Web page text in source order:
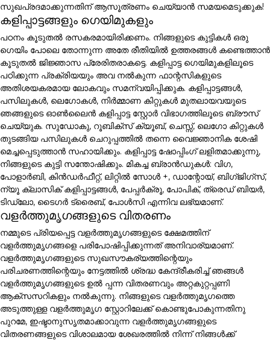
സുഖപ്രദമാക്കുന്നതിന് ആസൂത്രണം ചെയ്യാൻ സമയമെടുക്കുക!
കളിപ്പാട്ടങ്ങളും ഗെയിമുകളും
പഠനം കൂടുതൽ രസകരമായിരിക്കണം. നിങ്ങളുടെ കുട്ടികൾ ഒരു
ഗെയിം പോലെ തോന്നുന്ന അതേ രീതിയിൽ ഉത്തരങ്ങൾ കണ്ടെത്താൻ
കൂടുതൽ ജിജ്ഞാസ പ്രേരിതരാകട്ടെ. കളിപ്പാട്ട ഗെയിമുകളിലൂടെ
പഠിക്കുന്ന പ്രക്രിയയും അവ നൽകുന്ന ഫാന്റസികളുടെ
അതിശയകരമായ ലോകവും സമന്വയിപ്പിക്കുക. കളിപ്പാട്ടങ്ങൾ,
പസിലുകൾ, ലെഗോകൾ, നിർമ്മാണ കിറ്റുകൾ മുതലായവയുടെ
ഞങ്ങളുടെ ഓൺലൈൻ കളിപ്പാട്ട സ്റ്റോർ വിഭാഗത്തിലൂടെ ബ്രൗസ്
ചെയ്യുക. സുഡോകു, റൂബിക്സ് ക്യൂബ്, ചെസ്സ്, ലെഗോ കിറ്റുകൾ
തുടങ്ങിയ പസിലുകൾ ചെറുപ്പത്തിൽ തന്നെ വൈജ്ഞാനിക ശേഷി
മെച്ചപ്പെടുത്താൻ സഹായിക്കും. കളിപ്പാട്ട ഷോപ്പിംഗ് ലളിതമാക്കുന്നു,
നിങ്ങളുടെ കുട്ടി സന്തോഷിക്കും. മികച്ച ബ്രാൻഡുകൾ: വിഗ,
പോളാർബി, കിൻഡർഫീറ്റ്, ലിറ്റിൽ സോൾ +, ഡാന്റോയ്, ബിഗ്ജിഗ്സ്,
ന്യൂ ക്ലാസിക് കളിപ്പാട്ടങ്ങൾ, പേപ്പർക്രൂ, പോപിക്, ത്രെഡ് ബിയർ,
ടിഡ്ലോ, ടൈഗർ ട്രൈബ്, പോൾസി എന്നിവ ലഭ്യമാണ്.
വളർത്തുമൃഗങ്ങളുടെ വിതരണം
നമ്മുടെ പ്രിയപ്പെട്ട വളർത്തുമൃഗങ്ങളുടെ ക്ഷേമത്തിന്
വളർത്തുമൃഗങ്ങളെ പരിപോഷിപ്പിക്കുന്നത് അനിവാര്യമാണ്.
വളർത്തുമൃഗങ്ങളുടെ സുഖസൗകര്യത്തിന്റെയും
പരിചരണത്തിന്റെയും നേട്ടത്തിൽ ശ്രദ്ധ കേന്ദ്രീകരിച്ച് ഞങ്ങൾ
വളർത്തുമൃഗങ്ങളുടെ ഉൽ പ്പന്ന വിതരണവും അറ്റകുറ്റപ്പണി
ആക്സസറികളും നൽകുന്നു. നിങ്ങളുടെ വളർത്തുമൃഗത്തെ
അടുത്തുള്ള വളർത്തുമൃഗ സ്റ്റോറിലേക്ക് കൊണ്ടുപോകുന്നതിനു
പുറമേ, ഇഷ്ടാനുസൃതമാക്കാവുന്ന വളർത്തുമൃഗങ്ങളുടെ
വിതരണങ്ങളുടെ വിശാലമായ ശേഖരത്തിൽ നിന്ന് നിങ്ങൾക്ക്